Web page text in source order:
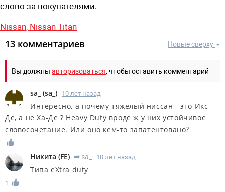
слово за покупателями.
Nissan, Nissan Titan
Новые сверху
13 комментариев
Вы должны авторизоваться, чтобы оставить комментарий
sa_ (sa_ ) 10 лет назад
Интересно, а почему тяжелый ниссан - это Икс-
Де, а не Ха-Де ? Heavy Duty вроде ж у них устойчивое
словосочетание. Или оно кем-то запатентовано?
Никита (FE) R sa_ 10 лет назад
Типа eXtra duty
1